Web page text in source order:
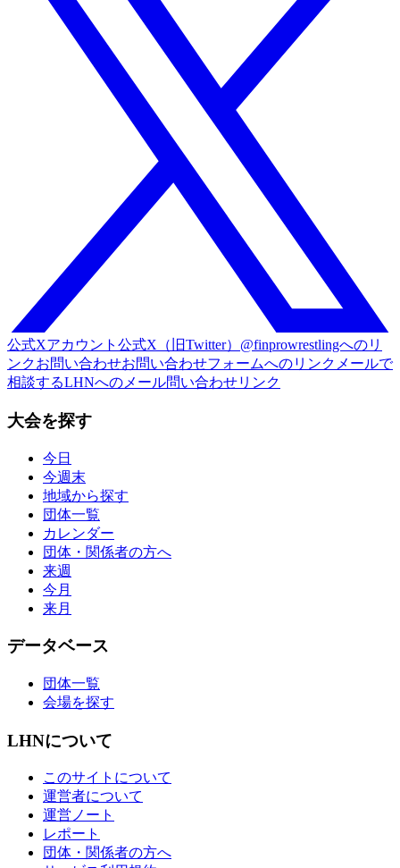
公式Xアカウント 公式X（旧Twitter）@finprowrestlingへのリ
ンクお問い合わせお問い合わせフォームへのリンク メールで
相談するLHNへのメール問い合わせリンク
大会を探す
今日
今週末
地域から探す
団体一覧
カレンダー
団体・関係者の方へ
来週
今月
来月
データベース
団体一覧
会場を探す
LHNについて
このサイトについて
運営者について
運営ノート
レポート
団体・関係者の方へ